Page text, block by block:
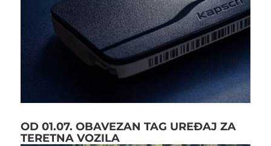
OD 01.07. OBAVEZAN TAG UREĐAJ ZA
TERETNA VOZILA